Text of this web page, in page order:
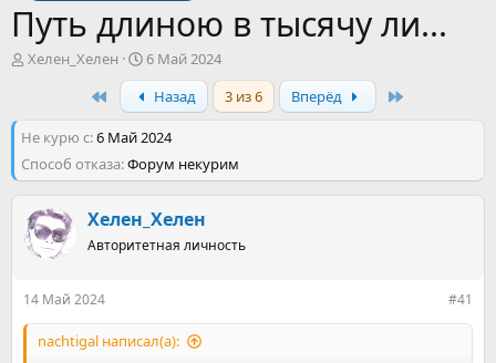
Путь длиною в тысячу ли...
А
р
т
е
ы
Хелен_Хелен
Д
а
а
н
а
ч
л
6 Май 2024
Назад 3 из 6 Вперёд
Не курю с 6 Май 2024
Способ отказа Форум некурим
Хелен_Хелен
Авторитетная личность
14 Май 2024 #41
nachtigal написал(а):